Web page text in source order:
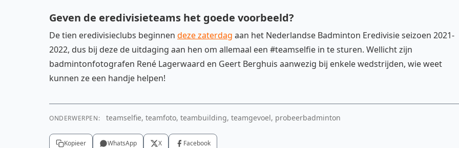
Geven de eredivisieteams het goede voorbeeld?
De tien eredivisieclubs beginnen deze zaterdag aan het Nederlandse Badminton Eredivisie seizoen 2021-
2022, dus bij deze de uitdaging aan hen om allemaal een #teamselfie in te sturen. Wellicht zijn
badmintonfotografen René Lagerwaard en Geert Berghuis aanwezig bij enkele wedstrijden, wie weet
kunnen ze een handje helpen!
ONDERWERPEN: teamselfie, teamfoto, teambuilding, teamgevoel, probeerbadminton
Kopieer WhatsApp X Facebook